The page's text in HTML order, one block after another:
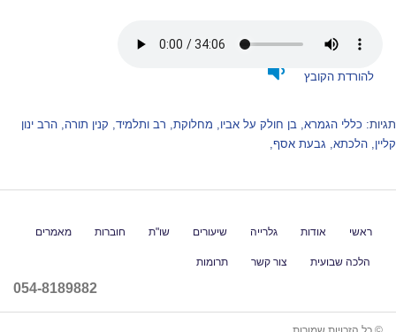
להורדת הקובץ
תגיות: כללי הגמרא בן חולק על אביו מחלוקת רב ותלמיד קנין תורה הרב ינון
קליין הלכתא גבעת אסף
ראשי אודות גלרייה שיעורים שו"ת חוברות מאמרים
הלכה שבועית צור קשר תרומות
054-8189882
© כל הזכויות שמורות